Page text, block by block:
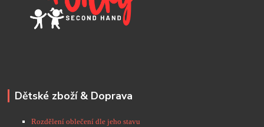
Dětské zboží & Doprava
Rozdělení oblečení dle jeho stavu